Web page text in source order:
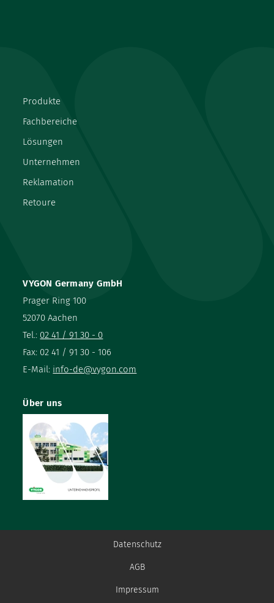
VYGON Germany GmbH
Prager Ring 100
52070 Aachen
Tel.: 02 41 / 91 30 - 0
Fax: 02 41 / 91 30 - 106
E-Mail: info-de@vygon.com
Produkte
Fachbereiche
Lösungen
Unternehmen
Reklamation
Retoure
Über uns
Datenschutz
AGB
Impressum